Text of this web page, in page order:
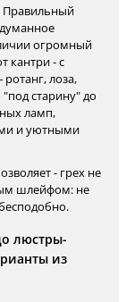
Правильный
огромный
кантри - с
лоза,
"под старину" до
ламп,
и уютными
- грех не
шлейфом: не
люстры-
из